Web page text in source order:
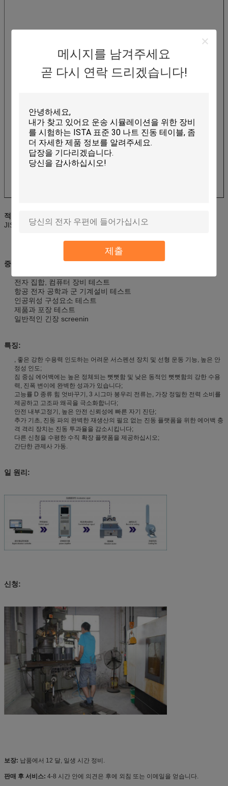
메시지를 남겨주세요
곧 다시 연락 드리겠습니다!
제출
적용 가능한 기준:
JIS, BS 등.
중요한 신청:
전자 집합, 컴퓨터 장비 테스트
항공 전자 공학과 군 기계설비 테스트
인공위성 구성요소 테스트
제품과 포장 테스트
일반적인 긴장 screenin
특징:
, 좋은 강한 수용력 인도하는 어려운 서스펜션 장치 및 선형 운동 기능, 높은 안
정성 인도;
짐 중심 에어백에는 높은 정체되는 뻣뻣함 및 낮은 동적인 뻣뻣함의 강한 수용
력, 진폭 변이에 완벽한 성과가 있습니다;
고능률 D 종류 힘 엇바꾸기, 3 시그마 봉우리 전류는, 가장 정밀한 전력 소비를
제공하고 고조파 왜곡을 극소화합니다;
안전 내부고정기, 높은 안전 신뢰성에 빠른 자기 진단;
추가 기초, 진동 파의 완벽한 재생산의 필요 없는 진동 플랫폼을 위한 에어백 충
격 격리 장치는 진동 투과율을 감소시킵니다;
다른 신청을 수평한 수직 확장 플랫폼을 제공하십시오;
간단한 관제사 가동.
일 원리:
신청:
보장: 납품에서 12 달, 일생 시간 정비.
판매 후 서비스: 4-8 시간 안에 의견은 후에 외침 또는 이메일을 얻습니다.